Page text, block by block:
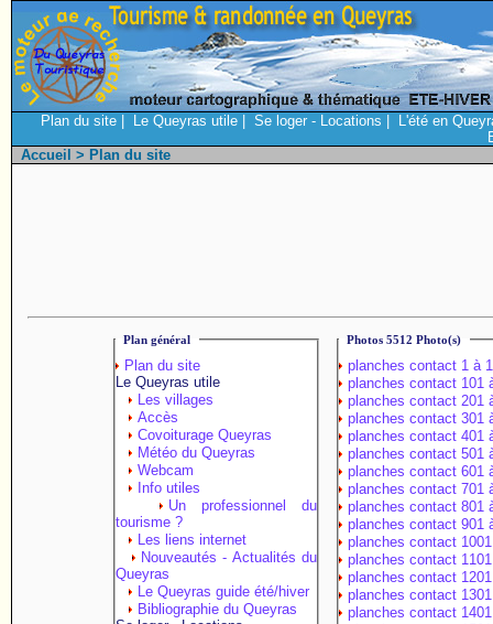
Plan du site Le Queyras utile Se loger - Locations
L'été en
Accueil > Plan du site
Plan général
Plan du site
Le Queyras utile
Les villages
Accès
Covoiturage Queyras
Météo du Queyras
Webcam
Info utiles
Un professionnel du
tourisme ?
Les liens internet
Nouveautés - Actualités du
Queyras
Le Queyras guide été/hiver
Bibliographie du Queyras
Photos 5512 Photo(s)
planches contact 1 à
planches contact 101
planches contact 201
planches contact 301
planches contact 401
planches contact 501
planches contact 601
planches contact 701
planches contact 801
planches contact 901
planches contact
planches contact
planches contact
planches contact
planches contact